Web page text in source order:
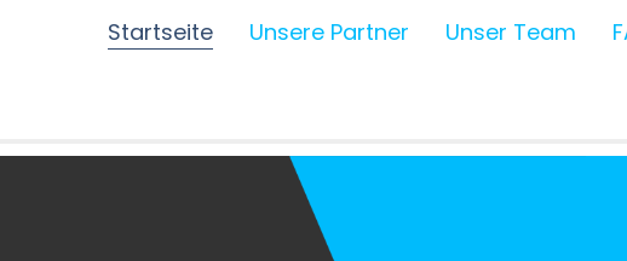
Startseite Unsere Partner Unser Team